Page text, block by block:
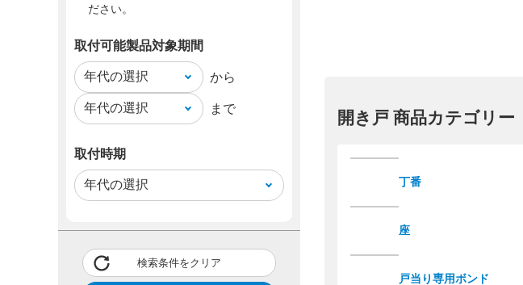
開き戸 商品カテゴリー
丁番
座
戸当り専用ボンド
ださい。
取付可能製品対象期間
から
まで
取付時期
検索条件をクリア